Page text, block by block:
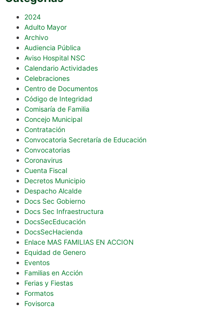
2024
Adulto Mayor
Archivo
Audiencia Pública
Aviso Hospital NSC
Calendario Actividades
Celebraciones
Centro de Documentos
Código de Integridad
Comisaría de Familia
Concejo Municipal
Contratación
Convocatoria Secretaría de Educación
Convocatorias
Coronavirus
Cuenta Fiscal
Decretos Municipio
Despacho Alcalde
Docs Sec Gobierno
Docs Sec Infraestructura
DocsSecEducación
DocsSecHacienda
Enlace MAS FAMILIAS EN ACCION
Equidad de Genero
Eventos
Familias en Acción
Ferias y Fiestas
Formatos
Fovisorca